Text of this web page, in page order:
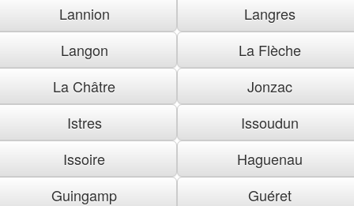
Lannion
Langres
Langon
La Flèche
La Châtre
Jonzac
Istres
Issoudun
Issoire
Haguenau
Guingamp
Guéret